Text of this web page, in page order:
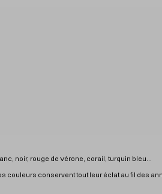
noir, rouge de Vérone, corail, turquin bleu…
couleurs conservent tout leur éclat au fil des